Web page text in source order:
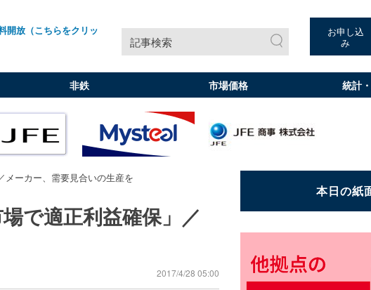
開放（こちらをクリッ
記事検索
お申し込
み
非鉄 市場価格 統計
メーカー、需要見合いの生産を
で適正利益確保」／
2017/4/28 05:00